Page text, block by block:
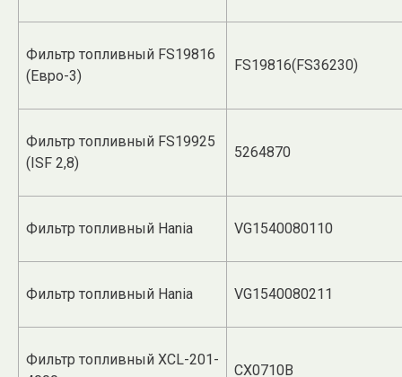
Фильтр топливный FS19816
(Евро-3)
FS19816(FS36230)
Фильтр топливный FS19925
(ISF 2,8)
5264870
Фильтр топливный Hania VG1540080110
Фильтр топливный Hania VG1540080211
Фильтр топливный XCL-201-
CX0710B